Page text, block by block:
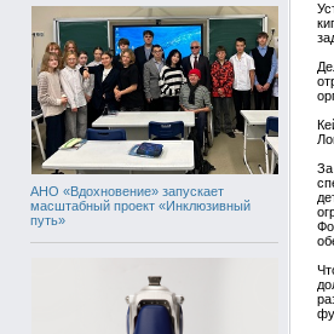
АНО «Вдохновение» запускает
масштабный проект «Инклюзивный
путь»
За